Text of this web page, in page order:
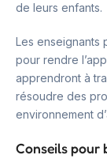
de leurs enfants.
Les enseignants
pour rendre
apprendront à
résoudre des
environnement
Conseils pour